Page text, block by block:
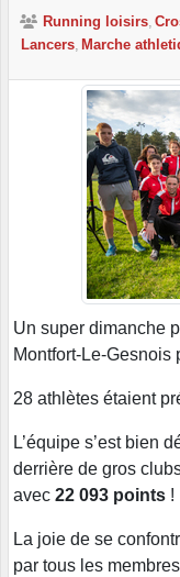
Running loisirs
Lancers Marche
Un super dimanche
Montfort-Le-
28 athlètes étaient
L’équipe s’est bien
derrière de gros
avec 22 093 points !
La joie de se
par tous les